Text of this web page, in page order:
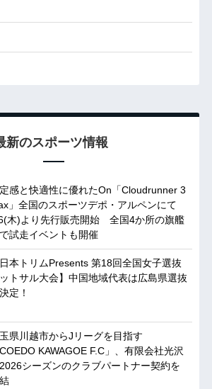
新のスポーツ情報
感と快適性に優れたOn「Cloudrunner 3
」全国のスポーツデポ・アルペンにて
木)より先行販売開始 全国4か所の旗艦
試走イベントも開催
日本トリムPresents 第18回全国女子選抜
トサル大会】中国地域代表は広島県選抜
定！
県川越市からJリーグを目指す
COEDO KAWAGOE F.C」、有限会社光沢
シーズンのクラブパートナー契約を